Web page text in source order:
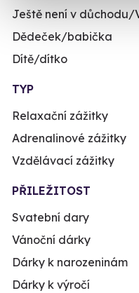
Ještě není v důchodu/
Dědeček/babička
Dítě/dítko
TYP
Relaxační zážitky
Adrenalinové zážitky
Vzdělávací zážitky
PŘILEŽITOST
Svatební dary
Vánoční dárky
Dárky k narozeninám
Dárky k výročí